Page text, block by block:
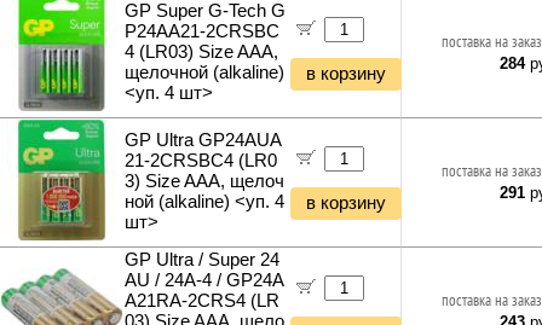
GP Super G-Tech G
P24AA21-2CRSBC
4 (LR03) Size AAA,
щелочной (alkaline)
<уп. 4 шт>
в корзину
поставка на
284
GP Ultra GP24AUA
21-2CRSBC4 (LR0
3) Size AAA, щелоч
ной (alkaline) <уп. 4
шт>
в корзину
поставка на
291
GP Ultra / Super 24
AU / 24A-4 / GP24A
A21RA-2CRS4 (LR
поставка на